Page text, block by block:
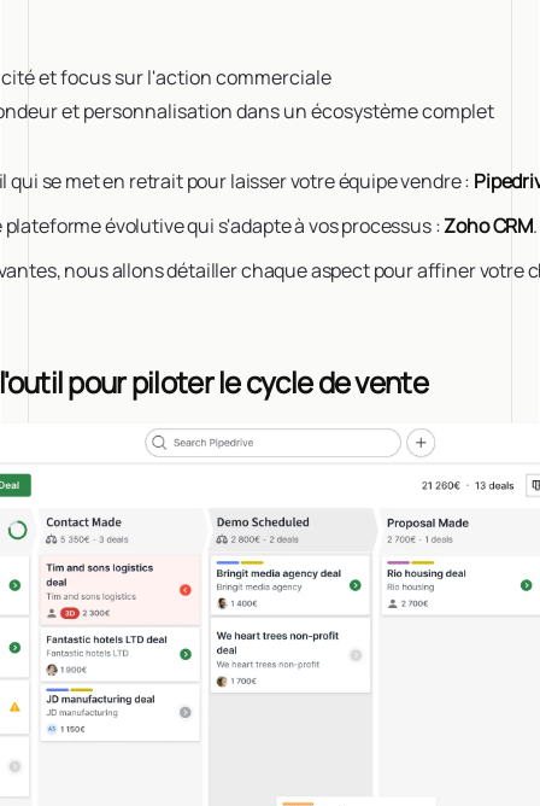
et focus sur l'action commerciale
et personnalisation dans un écosystème complet
qui se met en retrait pour laisser votre équipe vendre :
évolutive qui s'adapte à vos processus :Zoho CRM.
nous allons détailler chaque aspect pour affiner votre
pour piloter le cycle de vente